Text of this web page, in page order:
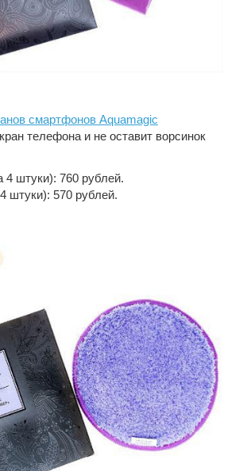
смартфонов Aquamagic
телефона и не оставит ворсинок
4 штуки): 760 рублей.
штуки): 570 рублей.